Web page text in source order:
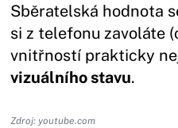
Sběratelská hodnota
si z telefonu zavoláte
vnitřností prakticky
vizuálního stavu.
Zdroj: youtube.com